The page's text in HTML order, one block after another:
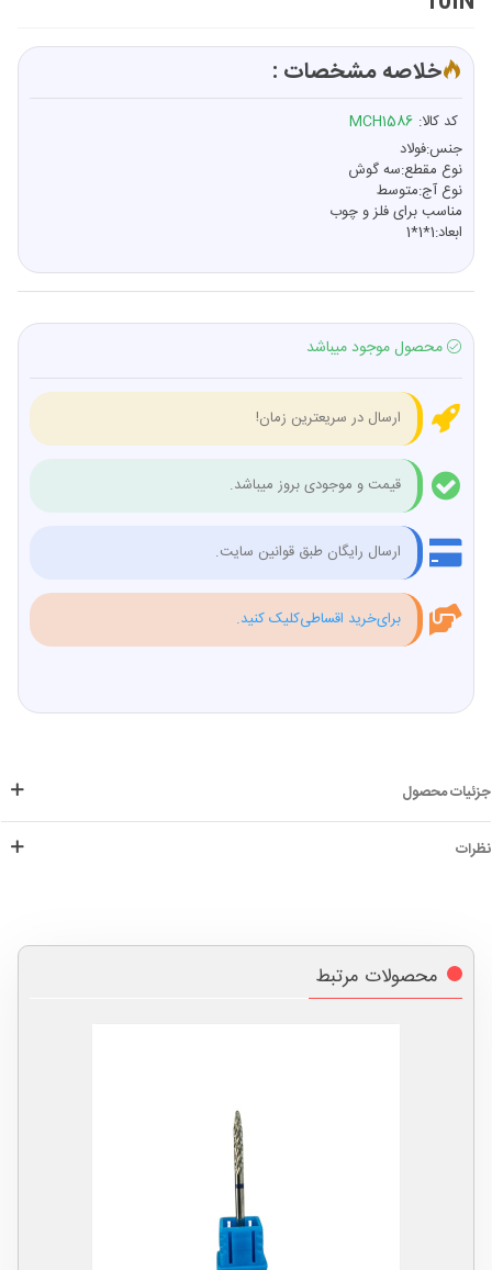
خلاصه مشخصات :
کد کالا: MCH1586
جنس:فولاد
نوع مقطع:سه گوش
نوع آج:متوسط
مناسب برای فلز و چوب
ابعاد:1*1*1
محصول موجود میباشد
ارسال در سریعترین زمان!
قیمت و موجودی بروز میباشد.
ارسال رایگان طبق قوانین سایت.
برای‌خرید اقساطی‌کلیک کنید.
جزئیات محصول
نظرات
محصولات مرتبط